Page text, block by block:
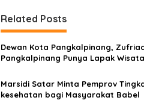
t
n
a
v
i
g
Related Posts
Dewan Kota Pangkalpinang,
Pangkalpinang Punya Lapak Wisata
Marsidi Satar Minta Pemprov
kesehatan bagi Masyarakat Babel